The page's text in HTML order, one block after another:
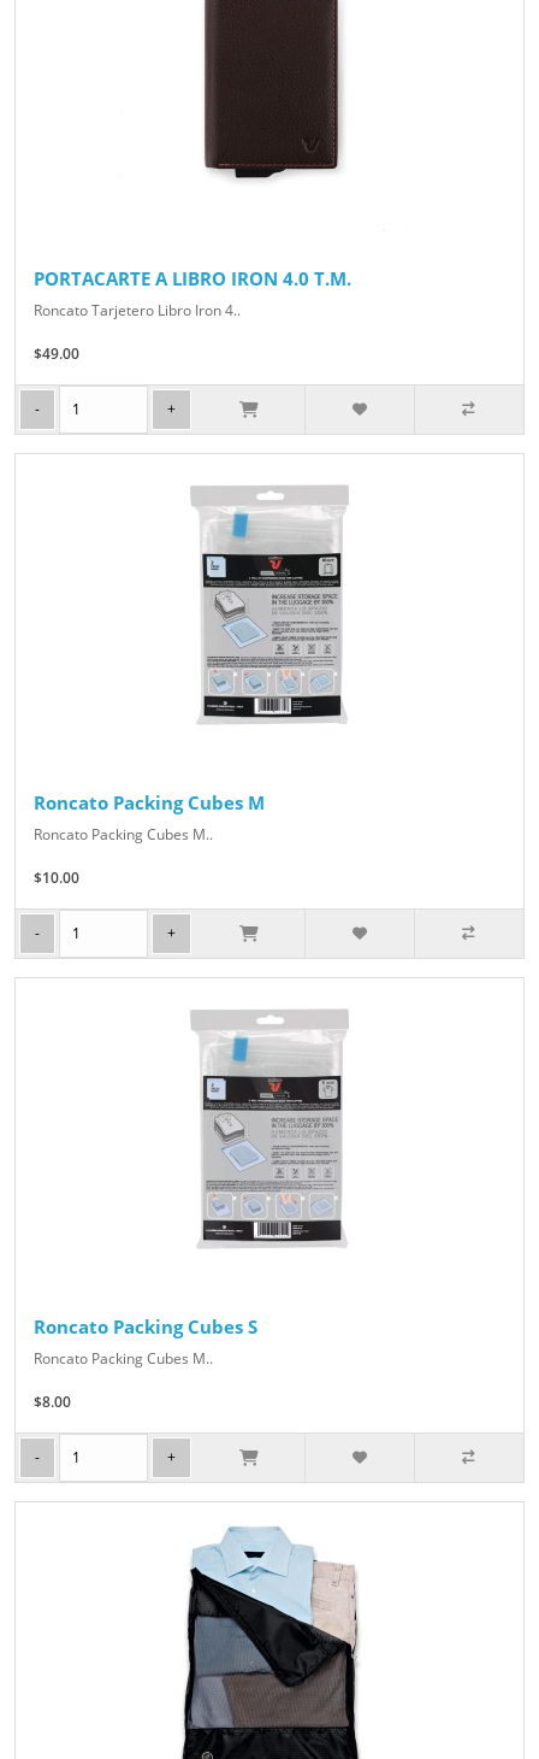
PORTACARTE A LIBRO IRON 4.0 T.M.
Roncato Tarjetero Libro Iron 4..
$49.00
Roncato Packing Cubes M
Roncato Packing Cubes M..
$10.00
Roncato Packing Cubes S
Roncato Packing Cubes M..
$8.00